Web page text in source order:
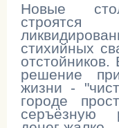
Новые
стихийных
решение
жизни -
городе
серъёзную